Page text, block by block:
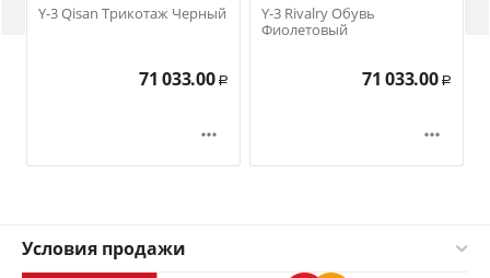
Y-3 Qisan Трикотаж Черный
71 033.00 Р

Y-3 Rivalry Обувь
Фиолетовый
71 033.00 Р

Условия продажи